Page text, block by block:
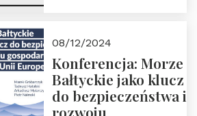
08/12/2024
Konferencja: Morze
Bałtyckie jako klucz
do bezpieczeństwa i
rozwoju